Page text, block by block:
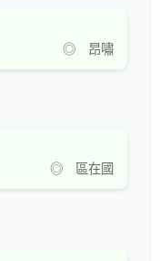
◎ 昂嘯
◎ 區在國